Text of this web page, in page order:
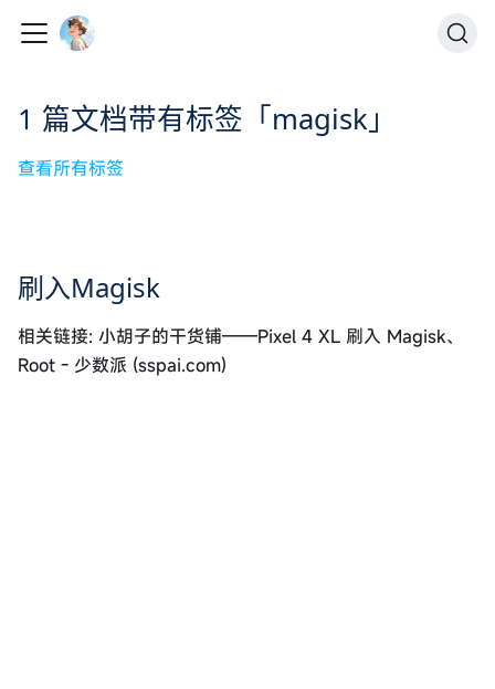
1 篇文档带有标签「magisk」
查看所有标签
刷入Magisk
相关链接: 小胡子的干货铺——Pixel 4 XL 刷入 Magisk、
Root - 少数派 (sspai.com)